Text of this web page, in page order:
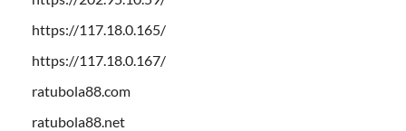
https://117.18.0.165/
https://117.18.0.167/
ratubola88.com
ratubola88.net